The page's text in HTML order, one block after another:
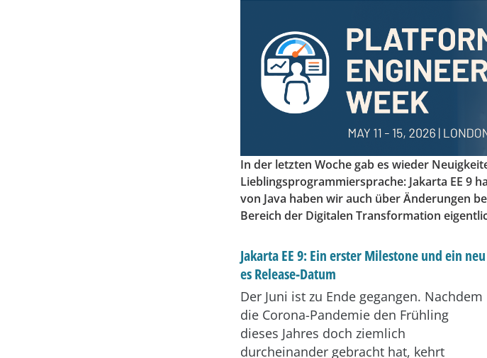
In der letzten Woche gab es wieder
Lieblingsprogrammiersprache: Jakarta EE 9
von Java haben wir auch über Änderungen
Bereich der Digitalen Transformation
Jakarta EE 9: Ein erster Milestone und ein neu
es Release-Datum
Der Juni ist zu Ende gegangen. Nachdem
die Corona-Pandemie den Frühling
dieses Jahres doch ziemlich
durcheinander gebracht hat, kehrt